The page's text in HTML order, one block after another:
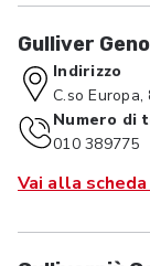
Gulliver
Indirizzo
C.so Europa,
Numero di
010 389775
Vai alla